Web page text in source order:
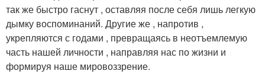
так же быстро гаснут , оставляя после себя лишь легкую
дымку воспоминаний. Другие же , напротив ,
укрепляются с годами , превращаясь в неотъемлемую
часть нашей личности , направляя нас по жизни и
формируя наше мировоззрение.